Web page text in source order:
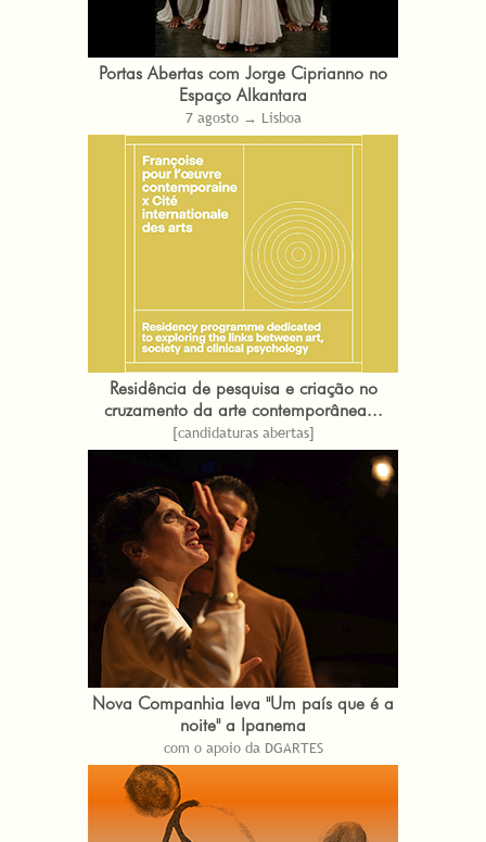
Portas Abertas com Jorge Ciprianno no
Espaço Alkantara
7 agosto → Lisboa
Residência de pesquisa e criação no
cruzamento da arte contemporânea...
[candidaturas abertas]
Nova Companhia leva "Um país que é a
noite" a Ipanema
com o apoio da DGARTES